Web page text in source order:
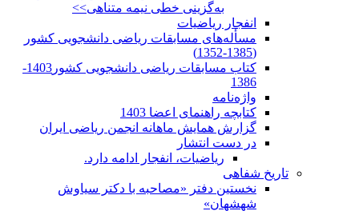
به‌گزینی خطی نیمه متناهی>>
انفجار ریاضیات
مسأله‌های مسابقات ریاضی دانشجویی کشور
(1385-1352)
کتاب مسابقات ریاضی دانشجویی کشور1403-
1386
واژه‌نامه
کتابچه راهنمای اعضا 1403
گزارش همایش ماهانه انجمن ریاضی ایران
در دست انتشار
ریاضیات، انفجار ادامه دارد.
تاریخ شفاهی
نخستین دفتر «مصاحبه با دکتر سیاوش
شهشهان»